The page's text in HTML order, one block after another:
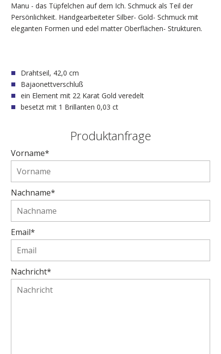
Manu - das Tüpfelchen auf dem Ich. Schmuck als Teil der
Persönlichkeit. Handgearbeiteter Silber- Gold- Schmuck mit
eleganten Formen und edel matter Oberflächen- Strukturen.
Drahtseil, 42,0 cm
Bajaonettverschluß
ein Element mit 22 Karat Gold veredelt
besetzt mit 1 Brillanten 0,03 ct
Produktanfrage
Vorname*
Nachname*
Email*
Nachricht*